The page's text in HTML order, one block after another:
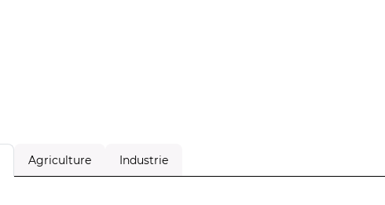
Agriculture Industrie